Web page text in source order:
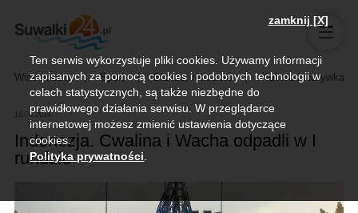
Wiadomości Sport Biznes, rolnictwo Kultura i rozrywka
18.06.2014
Indonezja. Cwalina i Wacha odpadli w I
rundzie
zamknij [X]
Ten serwis wykorzystuje pliki cookies. Używamy informacji
zapisanych za pomocą cookies i podobnych technologii w
celach statystycznych, są także niezbędne do
prawidłowego działania serwisu. W przeglądarce
internetowej możesz zmienić ustawienia dotyczące
cookies.
Polityka prywatności